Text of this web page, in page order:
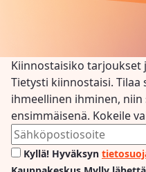
Kiinnostaisiko tarjoukset
Tietysti kiinnostaisi.
ihmeellinen ihminen,
ensimmäisenä. Kokeile
Kyllä! Hyväksyn